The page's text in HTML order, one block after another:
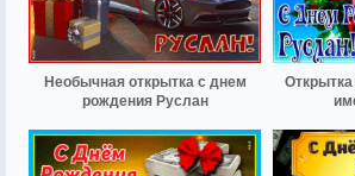
Необычная открытка с днем
рождения Руслан